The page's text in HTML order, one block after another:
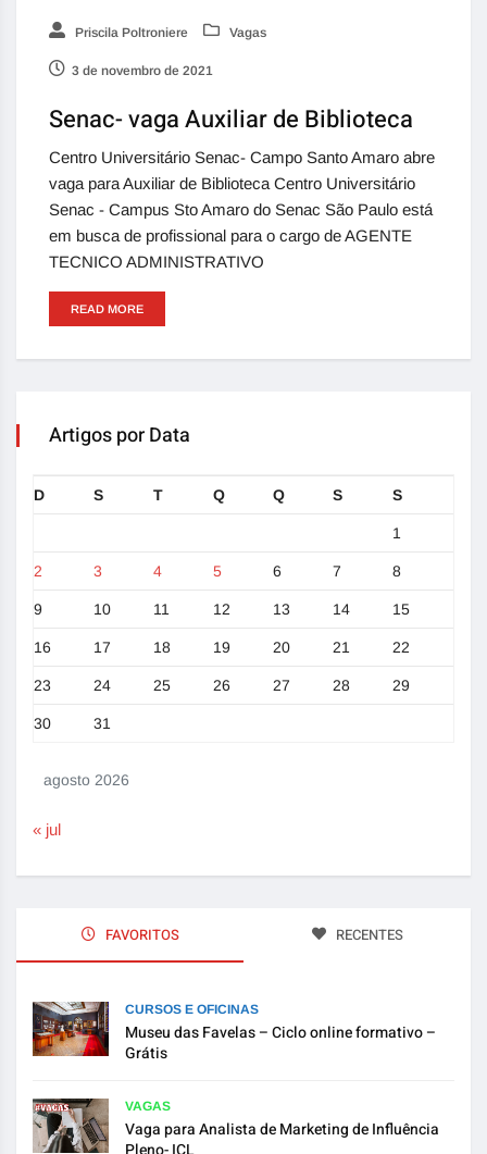
Priscila Poltroniere Vagas
3 de novembro de 2021
Senac- vaga Auxiliar de Biblioteca
Centro Universitário Senac- Campo Santo Amaro abre
vaga para Auxiliar de Biblioteca Centro Universitário
Senac - Campus Sto Amaro do Senac São Paulo está
em busca de profissional para o cargo de AGENTE
TECNICO ADMINISTRATIVO
READ MORE
Artigos por Data
agosto 2026
D S T Q Q S S
1
2 3 4 5 6 7 8
9 10 11 12 13 14 15
16 17 18 19 20 21 22
23 24 25 26 27 28 29
30 31
« jul
FAVORITOS RECENTES
CURSOS E OFICINAS
Museu das Favelas – Ciclo online formativo –
Grátis
VAGAS
Vaga para Analista de Marketing de Influência